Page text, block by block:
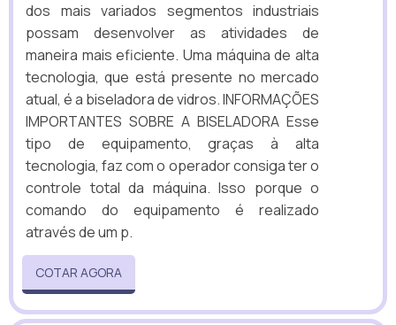
dos mais variados segmentos industriais
possam desenvolver as atividades de
maneira mais eficiente. Uma máquina de alta
tecnologia, que está presente no mercado
atual, é a biseladora de vidros. INFORMAÇÕES
IMPORTANTES SOBRE A BISELADORA Esse
tipo de equipamento, graças à alta
tecnologia, faz com o operador consiga ter o
controle total da máquina. Isso porque o
comando do equipamento é realizado
através de um p.
COTAR AGORA